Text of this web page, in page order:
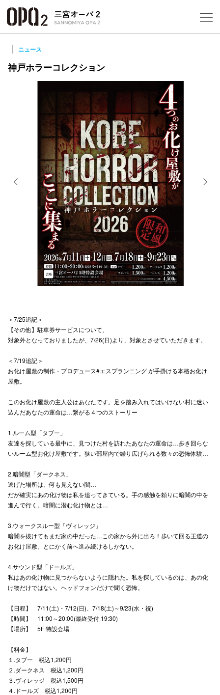
ニュース
神戸ホラーコレクション
＜7/25追記＞
【その他】駐車券サービスについて、
対象外となっておりましたが、7/26(日)より、対象とさせていただきます。
＜7/19追記＞
お化け屋敷の制作・プロデュース#エスプランニング が手掛ける本格お化け
屋敷。
このお化け屋敷の主人公はあなたです。足を踏み入れてはいけない村に迷い
込んだあなたの運命は…繋がる４つのストーリー
1.ルーム型「タブー」
友達を探している最中に、見つけた村を訪れたあなたの運命は…歩き回らな
いルーム型お化け屋敷です。狭い部屋内で繰り広げられる数々の恐怖体験…
2.暗闇型「ダークネス」
逃げた場所は、何も見えない闇…
だが確実にあの化け物は私を追ってきている。手の感触を頼りに暗闇の中を
進んで行く。暗闇に潜む化け物とは…
3.ウォークスルー型「ヴィレッジ」
暗闇を抜けてもまだ家の中だった…この家から外に出ろ！歩いて回る王道の
お化け屋敷。とにかく前へ進み続けるしかない。
4.サウンド型「ドールズ」
私はあの化け物に見つからないように隠れた。私を探しているのは、あの化
け物だけではない。ヘッドフォンだけで聞く恐怖。
【日程】 7/11(土)・7/12(日)、7/18(土)～9/23(水・祝)
【時間】 11:00～20:00(最終受付 19:30)
【場所】 5F 特設会場
【料金】
１.タブー 税込1,200円
２.ダークネス 税込1,200円
３.ヴィレッジ 税込1,500円
４.ドールズ 税込1,200円
公式SNS
プライバシ
高崎オ
三宮オ
那覇オ